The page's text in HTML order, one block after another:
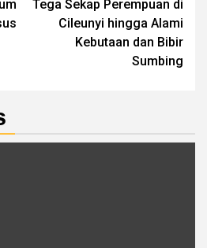
Tega Sekap Perempuan di
Cileunyi hingga Alami
Kebutaan dan Bibir
Sumbing